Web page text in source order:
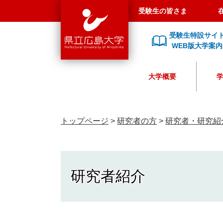
島
大
受験生の皆さま
受験生特設サイ
WEB版大学案内
大学概要
トップページ > 研究者の方 > 研究者・研究紹
研究者紹介